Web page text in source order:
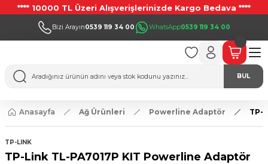
**** 10000 TL Üzeri Alışverişlerinizde Kargo Bedava ****
Bizi Arayın0539 119 34 00 WhatsApp0539 119 34 00
BUL
Anasayfa Ağ Ürünleri Powerline Adaptör TP-
TP-LINK
TP-Link TL-PA7017P KIT Powerline Adaptör